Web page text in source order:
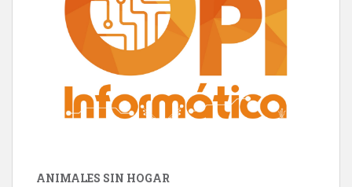
ANIMALES SIN HOGAR